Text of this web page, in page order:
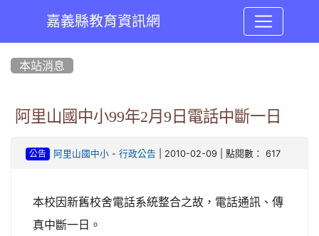
嘉義縣教育資訊網
本站消息
阿里山國中小99年2月9日電話中斷一日
公告 阿里山國中小- 行政公告 | 2010-02-09 | 點閱數： 617
本校因新舊校舍電話系統整合之故，電話通訊、傳
真中斷一日。